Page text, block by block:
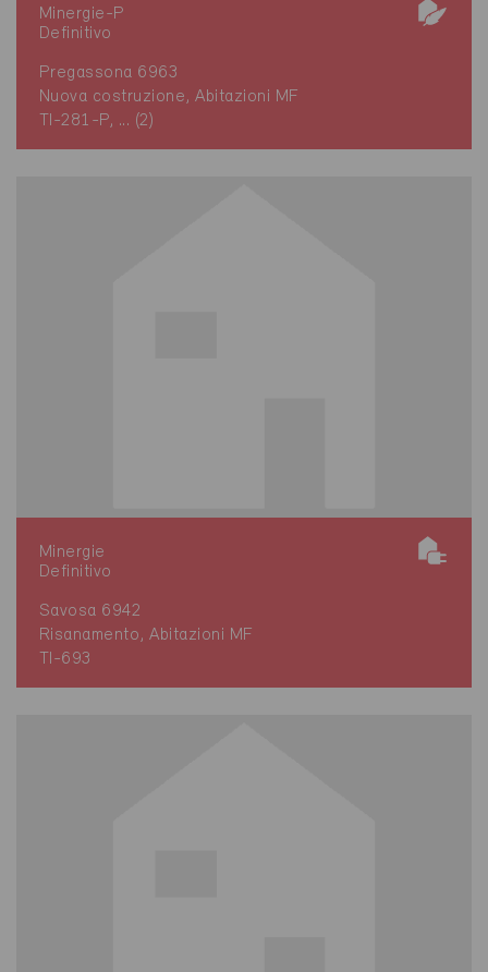
Minergie-P
Definitivo
Pregassona 6963
Nuova costruzione, Abitazioni MF
TI-281-P, ... (2)
Minergie
Definitivo
Savosa 6942
Risanamento, Abitazioni MF
TI-693